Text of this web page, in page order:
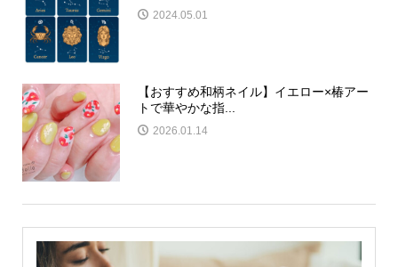
2024.05.01
【おすすめ和柄ネイル】イエロー×椿アー
トで華やかな指...
2026.01.14